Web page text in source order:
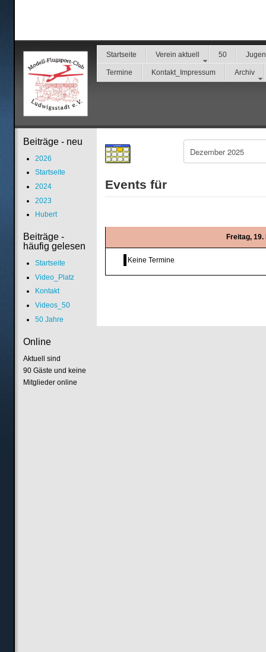
Startseite Verein aktuell 50
Termine Kontakt_Impressum Archiv
Events für
Freitag,
Keine Termine
Beiträge - neu
2026
Startseite
2024
2023
Hubert
Beiträge -
häufig gelesen
Startseite
Video_Platz
Kontakt
Videos_50
50 Jahre
Online
Aktuell sind
90 Gäste und keine
Mitglieder online